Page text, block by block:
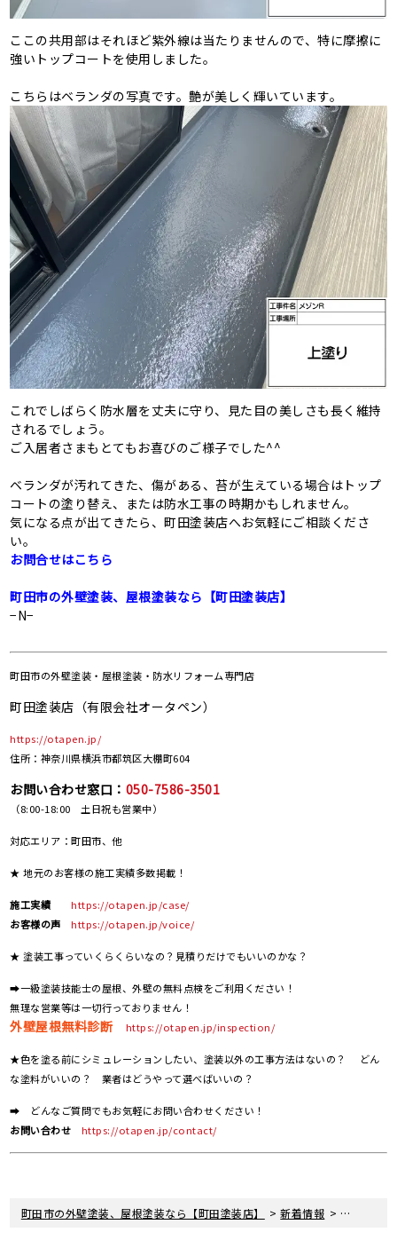
ここの共用部はそれほど紫外線は当たりませんので、特に摩擦に
強いトップコートを使用しました。
こちらはベランダの写真です。艶が美しく輝いています。
これでしばらく防水層を丈夫に守り、見た目の美しさも長く維持
されるでしょう。
ご入居者さまもとてもお喜びのご様子でした^^
ベランダが汚れてきた、傷がある、苔が生えている場合はトップ
コートの塗り替え、または防水工事の時期かもしれません。
気になる点が出てきたら、町田塗装店へお気軽にご相談くださ
い。
お問合せはこちら
町田市の外壁塗装、屋根塗装なら【町田塗装店】
−N−
町田市の外壁塗装・屋根塗装・防水リフォーム専門店
町田塗装店（有限会社オータペン）
https://otapen.jp/
住所：神奈川県横浜市都筑区大棚町604
お問い合わせ窓口： 050-7586-3501
（8:00-18:00 土日祝も営業中）
対応エリア：町田市、他
★ 地元のお客様の施工実績多数掲載！
施工実績
https://otapen.jp/case/
お客様の声
https://otapen.jp/voice/
★ 塗装工事っていくらくらいなの？見積りだけでもいいのかな？
➡一級塗装技能士の屋根、外壁の無料点検をご利用ください！
無理な営業等は一切行っておりません！
外壁屋根無料診断 https://otapen.jp/inspection/
★色を塗る前にシミュレーションしたい、塗装以外の工事方法はないの？ どん
な塗料がいいの？ 業者はどうやって選べばいいの？
➡ どんなご質問でもお気軽にお問い合わせください！
お問い合わせ
https://otapen.jp/contact/
町田市の外壁塗装、屋根塗装なら【町田塗装店】 >新着情報 > 現場レポ